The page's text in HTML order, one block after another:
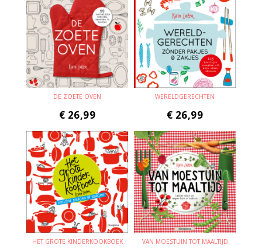
DE ZOETE OVEN
€ 26,99
WERELDGERECHTEN
€ 26,99
HET GROTE KINDERKOOKBOEK VAN MOESTUIN TOT MAALTIJD